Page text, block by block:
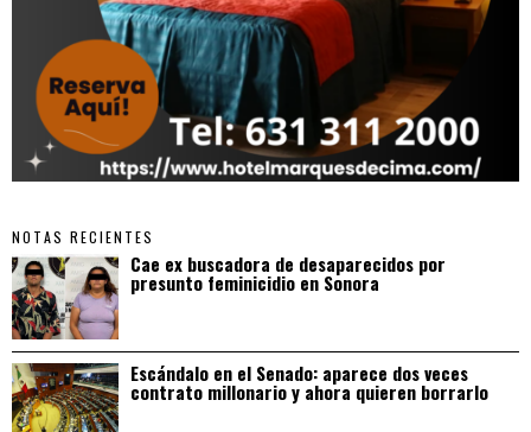
NOTAS RECIENTES
Cae ex buscadora de desaparecidos por
presunto feminicidio en Sonora
Escándalo en el Senado: aparece dos veces
contrato millonario y ahora quieren borrarlo